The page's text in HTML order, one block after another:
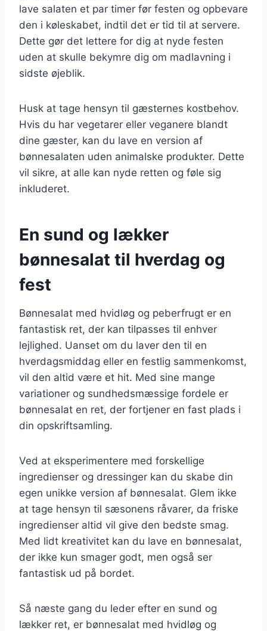
lave salaten et par timer før festen og opbevare
den i køleskabet, indtil det er tid til at servere.
Dette gør det lettere for dig at nyde festen
uden at skulle bekymre dig om madlavning i
sidste øjeblik.
Husk at tage hensyn til gæsternes kostbehov.
Hvis du har vegetarer eller veganere blandt
dine gæster, kan du lave en version af
bønnesalaten uden animalske produkter. Dette
vil sikre, at alle kan nyde retten og føle sig
inkluderet.
En sund og lækker
bønnesalat til hverdag og
fest
Bønnesalat med hvidløg og peberfrugt er en
fantastisk ret, der kan tilpasses til enhver
lejlighed. Uanset om du laver den til en
hverdagsmiddag eller en festlig sammenkomst,
vil den altid være et hit. Med sine mange
variationer og sundhedsmæssige fordele er
bønnesalat en ret, der fortjener en fast plads i
din opskriftsamling.
Ved at eksperimentere med forskellige
ingredienser og dressinger kan du skabe din
egen unikke version af bønnesalat. Glem ikke
at tage hensyn til sæsonens råvarer, da friske
ingredienser altid vil give den bedste smag.
Med lidt kreativitet kan du lave en bønnesalat,
der ikke kun smager godt, men også ser
fantastisk ud på bordet.
Så næste gang du leder efter en sund og
lækker ret, er bønnesalat med hvidløg og